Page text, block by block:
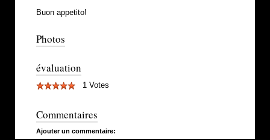
Buon appetito!
Photos
évaluation
1 Votes
Commentaires
Ajouter un commentaire: